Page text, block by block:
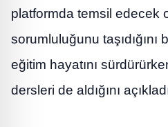
platformda temsil edecek
sorumluluğunu
eğitim hayatını
dersleri de aldığını